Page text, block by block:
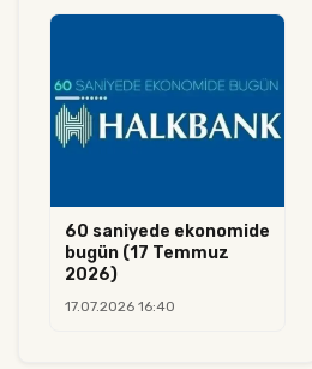
60 saniyede ekonomide
bugün (17 Temmuz
2026)
17.07.2026 16:40